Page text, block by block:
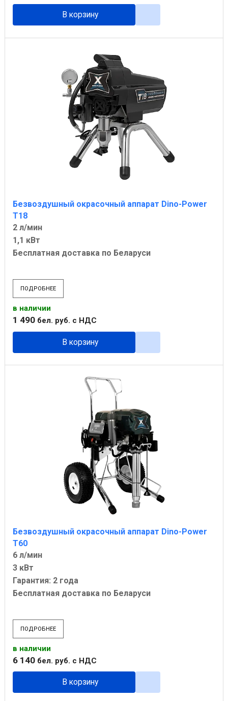
В корзину
Безвоздушный окрасочный аппарат Dino-Power
T18
2 л/мин
1,1 кВт
Бесплатная доставка по Беларуси
ПОДРОБНЕЕ
в наличии
1 490 бел. руб. с НДС
В корзину
Безвоздушный окрасочный аппарат Dino-Power
T60
6 л/мин
3 кВт
Гарантия: 2 года
Бесплатная доставка по Беларуси
ПОДРОБНЕЕ
в наличии
6 140 бел. руб. с НДС
В корзину